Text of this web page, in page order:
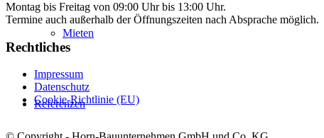
Mieten
Referenzen
Montag bis Freitag von 09:00 Uhr bis 13:00 Uhr.
Termine auch außerhalb der Öffnungszeiten nach Absprache möglich.
Rechtliches
Impressum
Datenschutz
Cookie-Richtlinie (EU)